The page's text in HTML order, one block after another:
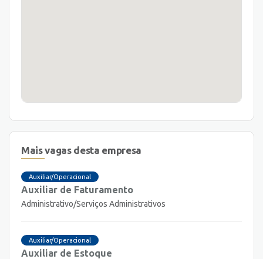
Mais vagas desta empresa
Auxiliar/Operacional
Auxiliar de Faturamento
Administrativo/Serviços Administrativos
Auxiliar/Operacional
Auxiliar de Estoque